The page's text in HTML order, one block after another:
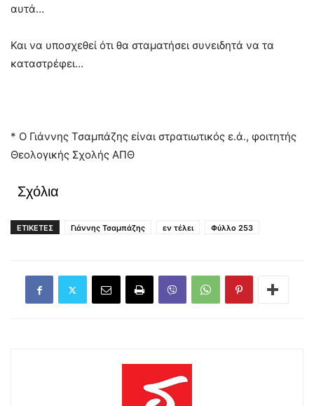
αυτά…
Και να υποσχεθεί ότι θα σταματήσει συνειδητά να τα
καταστρέφει…
* Ο Γιάννης Τσαμπάζης είναι στρατιωτικός ε.ά., φοιτητής
Θεολογικής Σχολής ΑΠΘ
Σχόλια
ΕΤΙΚΕΤΕΣ Γιάννης Τσαμπάζης εν τέλει Φύλλο 253